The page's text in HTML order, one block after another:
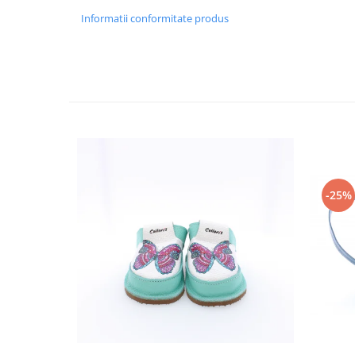
Informatii conformitate produs
-25%